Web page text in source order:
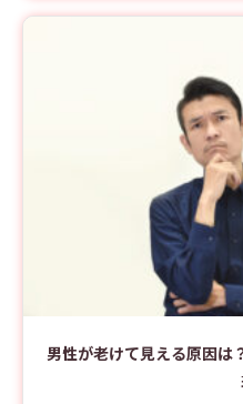
男性が老けて見える原因は